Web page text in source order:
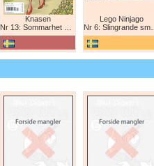
Knasen
Nr 13: Sommarhet humor!
Lego Ninjago
Nr 6: Slingrande smygattack!